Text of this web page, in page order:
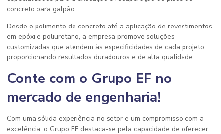
concreto para galpão.
Desde o polimento de concreto até a aplicação de revestimentos
em epóxi e poliuretano, a empresa promove soluções
customizadas que atendem às especificidades de cada projeto,
proporcionando resultados duradouros e de alta qualidade.
Conte com o Grupo EF no
mercado de engenharia!
Com uma sólida experiência no setor e um compromisso com a
excelência, o Grupo EF destaca-se pela capacidade de oferecer